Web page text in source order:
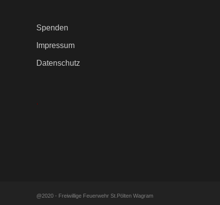
Spenden
Impressum
Datenschutz
.
@2020 - Freiwillige Feuerwehr St.Pölten Wagram